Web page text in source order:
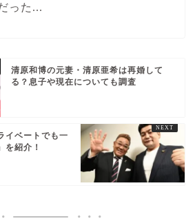
った...
清原和博の元妻・清原亜希は再婚して
る？息子や現在についても調査
イベートでも一
を紹介！